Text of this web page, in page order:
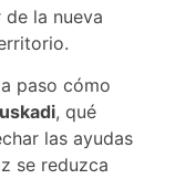
la nueva
paso cómo
, qué
las ayudas
se reduzca